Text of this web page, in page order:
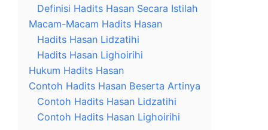
Definisi Hadits Hasan Secara Istilah
Macam-Macam Hadits Hasan
Hadits Hasan Lidzatihi
Hadits Hasan Lighoirihi
Hukum Hadits Hasan
Contoh Hadits Hasan Beserta Artinya
Contoh Hadits Hasan Lidzatihi
Contoh Hadits Hasan Lighoirihi